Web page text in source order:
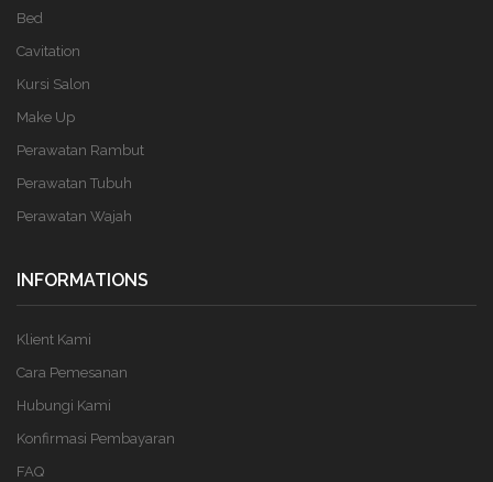
Bed
Cavitation
Kursi Salon
Make Up
Perawatan Rambut
Perawatan Tubuh
Perawatan Wajah
INFORMATIONS
Klient Kami
Cara Pemesanan
Hubungi Kami
Konfirmasi Pembayaran
FAQ